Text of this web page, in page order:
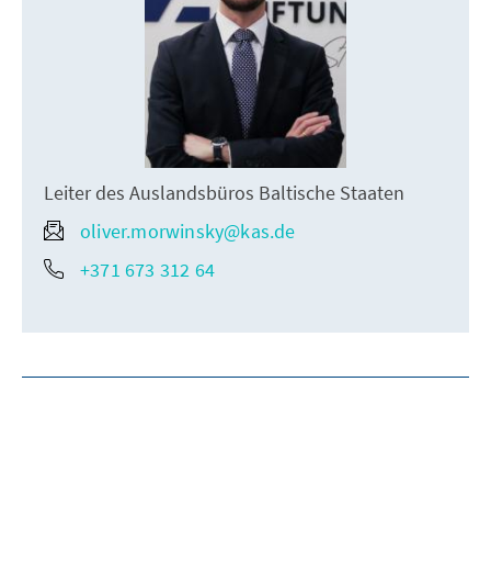
Leiter des Auslandsbüros Baltische Staaten
oliver.morwinsky@kas.de
+371 673 312 64